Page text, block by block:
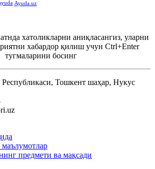
Ayuda.uz
хатоликларни аниқласангиз, уларни
хабардор қилиш учун Ctrl+Enter
тугмаларини босинг
Республикаси, Тошкент шаҳар, Нукус
предмети ва мақсади